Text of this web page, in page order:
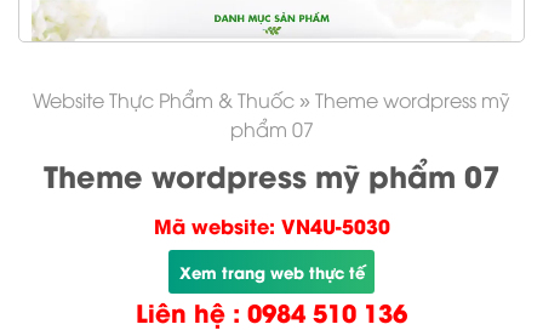
Website Thực Phẩm & Thuốc » Theme wordpress mỹ
phẩm 07
Theme wordpress mỹ phẩm 07
Mã website: VN4U-5030
Xem trang web thực tế
Liên hệ : 0984 510 136